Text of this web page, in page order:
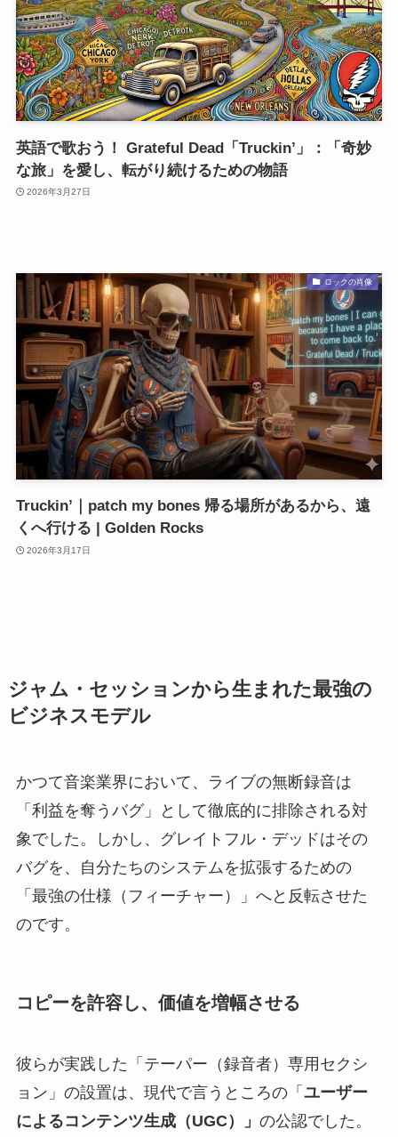
英語で歌おう！ Grateful Dead「Truckin’」：「奇妙
な旅」を愛し、転がり続けるための物語
2026年3月27日
ロックの肖像
Truckin’｜patch my bones 帰る場所があるから、遠
くへ行ける | Golden Rocks
2026年3月17日
ジャム・セッションから生まれた最強の
ビジネスモデル
かつて音楽業界において、ライブの無断録音は
「利益を奪うバグ」として徹底的に排除される対
象でした。しかし、グレイトフル・デッドはその
バグを、自分たちのシステムを拡張するための
「最強の仕様（フィーチャー）」へと反転させた
のです。
コピーを許容し、価値を増幅させる
彼らが実践した「テーパー（録音者）専用セクシ
ョン」の設置は、現代で言うところの「 ユーザー
によるコンテンツ生成（UGC）」 の公認でした。